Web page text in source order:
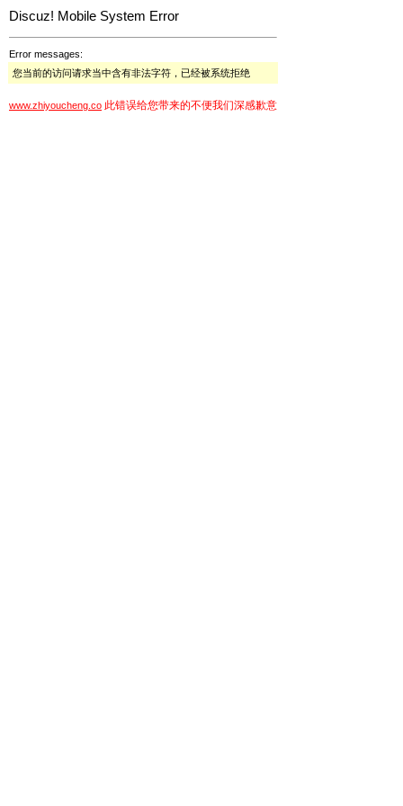
Discuz! Mobile System Error
Error messages:
您当前的访问请求当中含有非法字符，已经被系统拒绝
www.zhiyoucheng.co 此错误给您带来的不便我们深感歉意